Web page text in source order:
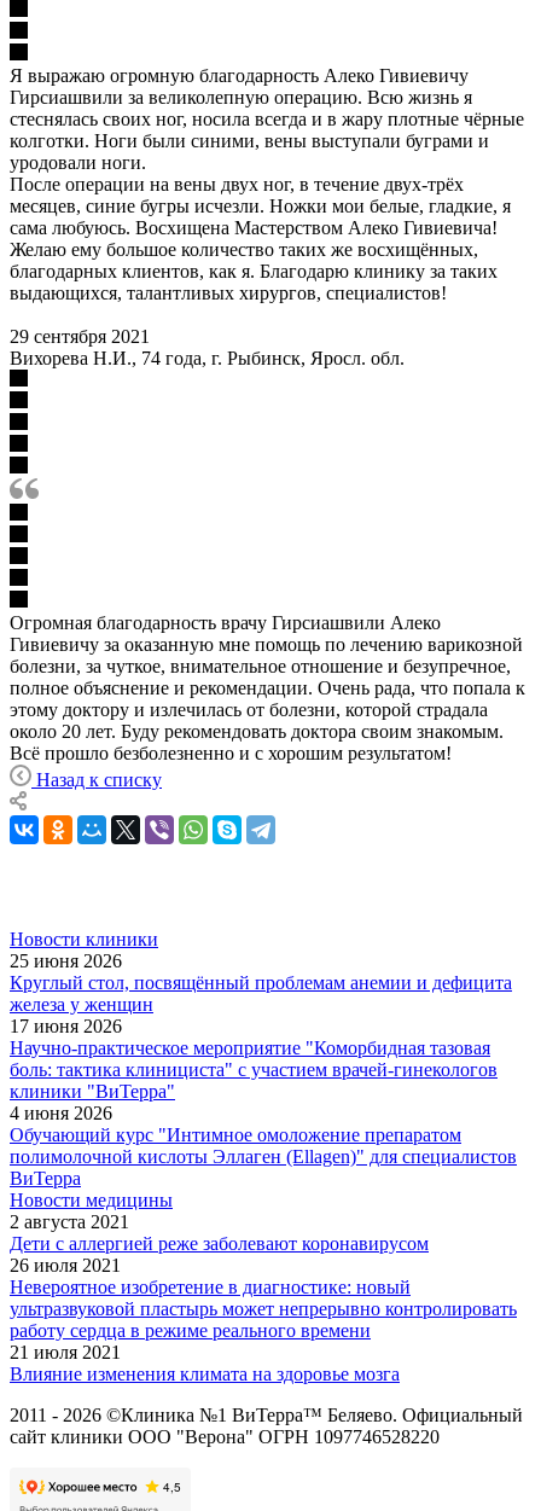
Я выражаю огромную благодарность Алеко Гивиевичу
Гирсиашвили за великолепную операцию. Всю жизнь я
стеснялась своих ног, носила всегда и в жару плотные чёрные
колготки. Ноги были синими, вены выступали буграми и
уродовали ноги.
После операции на вены двух ног, в течение двух-трёх
месяцев, синие бугры исчезли. Ножки мои белые, гладкие, я
сама любуюсь. Восхищена Мастерством Алеко Гивиевича!
Желаю ему большое количество таких же восхищённых,
благодарных клиентов, как я. Благодарю клинику за таких
выдающихся, талантливых хирургов, специалистов!
29 сентября 2021
Вихорева Н.И., 74 года, г. Рыбинск, Яросл. обл.
Огромная благодарность врачу Гирсиашвили Алеко
Гивиевичу за оказанную мне помощь по лечению варикозной
болезни, за чуткое, внимательное отношение и безупречное,
полное объяснение и рекомендации. Очень рада, что попала к
этому доктору и излечилась от болезни, которой страдала
около 20 лет. Буду рекомендовать доктора своим знакомым.
Всё прошло безболезненно и с хорошим результатом!
Назад к списку
Новости клиники
25 июня 2026
Круглый стол, посвящённый проблемам анемии и дефицита
железа у женщин
17 июня 2026
Научно-практическое мероприятие "Коморбидная тазовая
боль: тактика клинициста" с участием врачей-гинекологов
клиники "ВиТерра"
4 июня 2026
Обучающий курс "Интимное омоложение препаратом
полимолочной кислоты Эллаген (Ellagen)" для специалистов
ВиТерра
Новости медицины
2 августа 2021
Дети с аллергией реже заболевают коронавирусом
26 июля 2021
Невероятное изобретение в диагностике: новый
ультразвуковой пластырь может непрерывно контролировать
работу сердца в режиме реального времени
21 июля 2021
Влияние изменения климата на здоровье мозга
2011 - 2026 ©Клиника №1 ВиТерра™ Беляево. Официальный
сайт клиники ООО "Верона" ОГРН 1097746528220